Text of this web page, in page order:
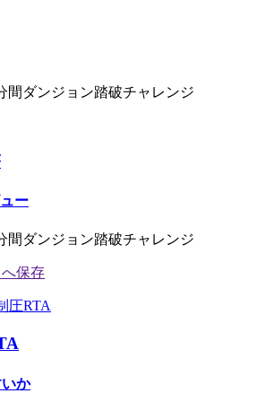
間ダンジョン踏破チャレンジ
ー
間ダンジョン踏破チャレンジ
か